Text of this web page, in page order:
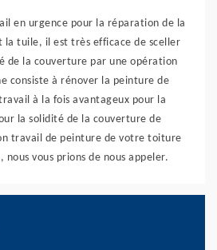
en urgence pour la réparation de la
la tuile, il est très efficace de sceller
de la couverture par une opération
consiste à rénover la peinture de
à la fois avantageux pour la
la solidité de la couverture de
travail de peinture de votre toiture
nous vous prions de nous appeler.